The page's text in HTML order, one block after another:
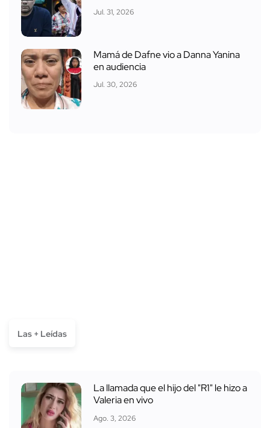
Jul. 31, 2026
Mamá de Dafne vio a Danna Yanina
en audiencia
Jul. 30, 2026
Las + Leídas
La llamada que el hijo del "R1" le hizo a
Valeria en vivo
Ago. 3, 2026